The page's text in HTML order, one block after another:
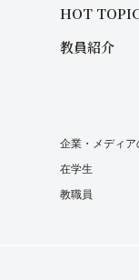
HOT
教員紹介
企業・メディア
在学生
教職員